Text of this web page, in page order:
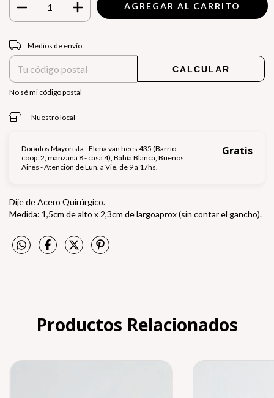
Entregas para el CP:
Medios de envío
CALCULAR
No sé mi código postal
Nuestro local
Dorados Mayorista - Elena van hees 435 (Barrio
coop. 2, manzana 8 - casa 4), Bahía Blanca, Buenos
Aires - Atención de Lun. a Vie. de 9 a 17hs.
Gratis
Dije de Acero Quirúrgico.
Medida: 1,5cm de alto x 2,3cm de largoaprox (sin contar el gancho).
Productos Relacionados